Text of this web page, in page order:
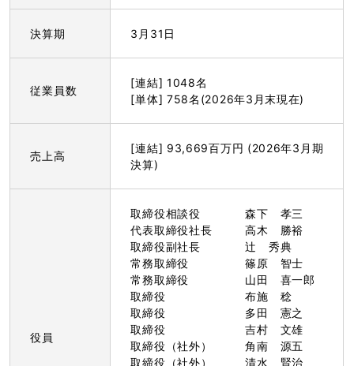
決算期 3月31日
従業員数
[連結] 1048名
[単体] 758名(2026年3月末現在)
売上高
[連結] 93,669百万円 (2026年3月期
決算)
役員
取締役相談役
森下 孝三
代表取締役社長
高木 勝裕
取締役副社長
辻 秀典
常務取締役
篠原 智士
常務取締役
山田 喜一郎
取締役
布施 稔
取締役
多田 憲之
取締役
吉村 文雄
取締役（社外）
角南 源五
取締役（社外）
清水 賢治